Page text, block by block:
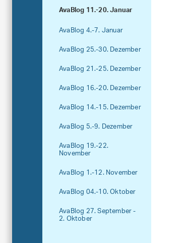
AvaBlog 11.-20. Januar
AvaBlog 4.-7. Januar
AvaBlog 25.-30. Dezember
AvaBlog 21.-25. Dezember
AvaBlog 16.-20. Dezember
AvaBlog 14.-15. Dezember
AvaBlog 5.-9. Dezember
AvaBlog 19.-22.
November
AvaBlog 1.-12. November
AvaBlog 04.-10. Oktober
AvaBlog 27. September -
2. Oktober